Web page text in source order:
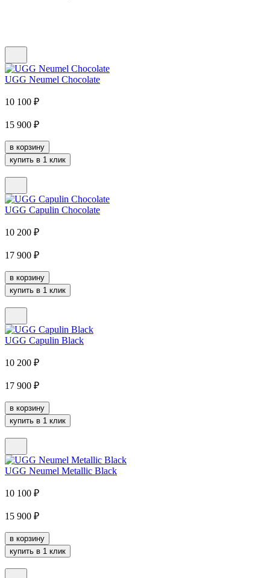
UGG Neumel Chocolate
10 100 ₽
15 900 ₽
в корзину
купить в 1 клик
UGG Capulin Chocolate
10 200 ₽
17 900 ₽
в корзину
купить в 1 клик
UGG Capulin Black
10 200 ₽
17 900 ₽
в корзину
купить в 1 клик
UGG Neumel Metallic Black
10 100 ₽
15 900 ₽
в корзину
купить в 1 клик